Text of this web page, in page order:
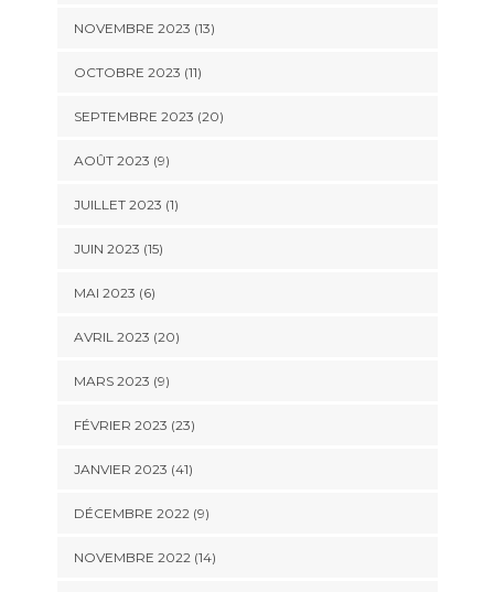
NOVEMBRE 2023 (13)
OCTOBRE 2023 (11)
SEPTEMBRE 2023 (20)
AOÛT 2023 (9)
JUILLET 2023 (1)
JUIN 2023 (15)
MAI 2023 (6)
AVRIL 2023 (20)
MARS 2023 (9)
FÉVRIER 2023 (23)
JANVIER 2023 (41)
DÉCEMBRE 2022 (9)
NOVEMBRE 2022 (14)